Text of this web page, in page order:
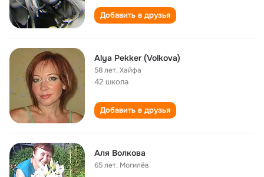
Добавить в друзья
Alya Pekker (Volkova)
58 лет,Хайфа
42 школа
Добавить в друзья
Аля Волкова
65 лет, Могилёв